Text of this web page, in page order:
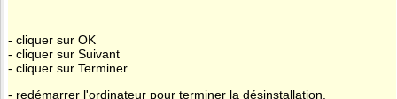
- cliquer sur OK
- cliquer sur Suivant
- cliquer sur Terminer.
- redémarrer l'ordinateur pour terminer la désinstallation.